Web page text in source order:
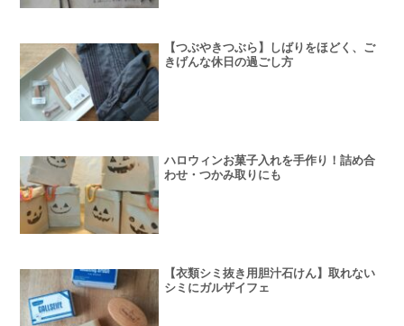
【つぶやきつぶら】しばりをほどく、ご
きげんな休日の過ごし方
ハロウィンお菓子入れを手作り！詰め合
わせ・つかみ取りにも
【衣類シミ抜き用胆汁石けん】取れない
シミにガルザイフェ